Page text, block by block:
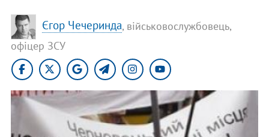
Єгор Чечеринда, військовослужбовець,
офіцер ЗСУ